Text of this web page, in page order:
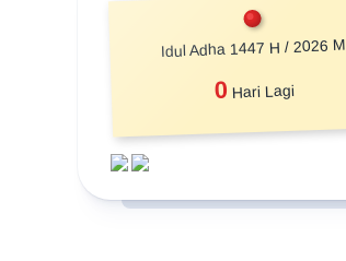
Idul Adha 1447 H / 2026 M
0 Hari Lagi